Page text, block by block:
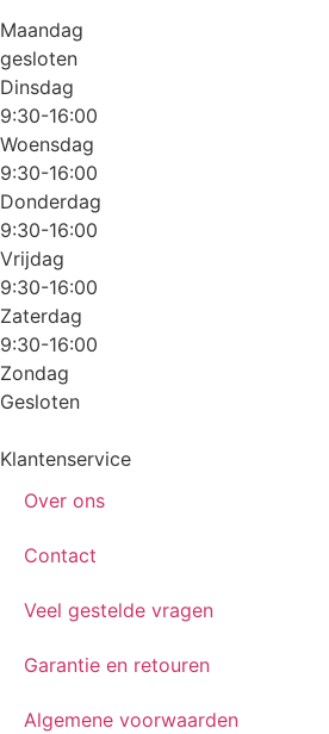
Maandag
gesloten
Dinsdag
9:30-16:00
Woensdag
9:30-16:00
Donderdag
9:30-16:00
Vrijdag
9:30-16:00
Zaterdag
9:30-16:00
Zondag
Gesloten
Klantenservice
Over ons
Contact
Veel gestelde vragen
Garantie en retouren
Algemene voorwaarden